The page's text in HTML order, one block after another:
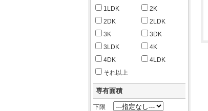
1LDK
2K
2DK
2LDK
3K
3DK
3LDK
4K
4DK
4LDK
それ以上
専有面積
下限